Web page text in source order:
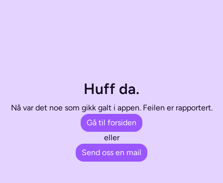
Huff da.
Nå var det noe som gikk galt i appen. Feilen er rapportert.
Gå til forsiden
eller
Send oss en mail